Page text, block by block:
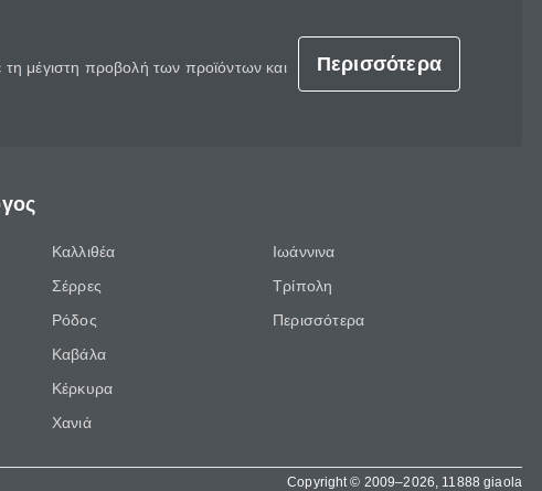
μέγιστη προβολή των προϊόντων και
Περισσότερα
Καλλιθέα
Σέρρες
Ρόδος
Καβάλα
Κέρκυρα
Χανιά
Ιωάννινα
Τρίπολη
Περισσότερα
Copyright © 2009–2026, 11888 giaola